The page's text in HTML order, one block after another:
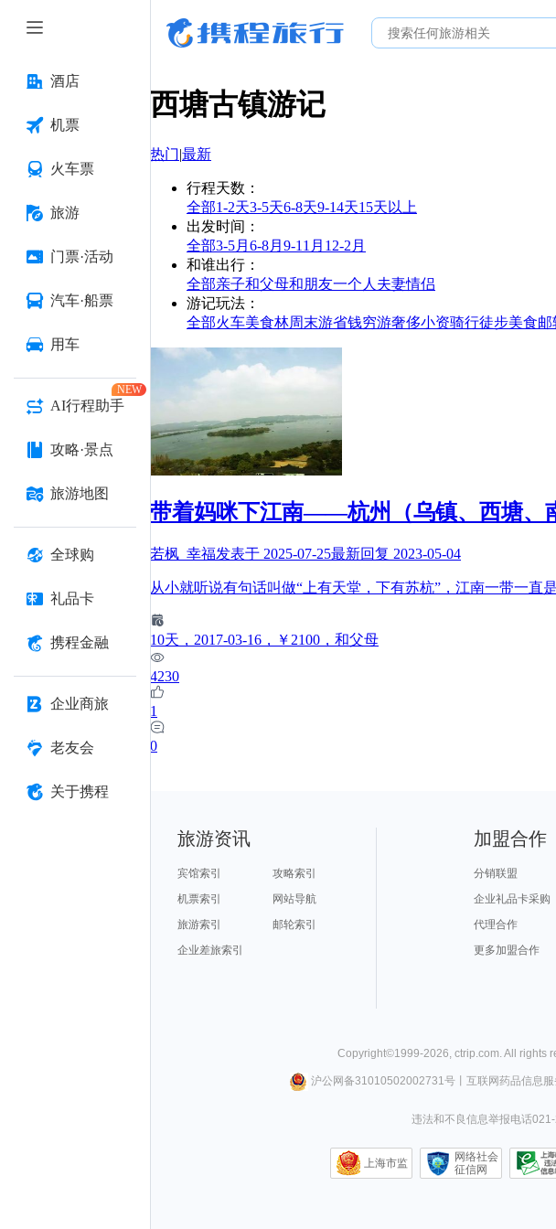
酒店
机票
火车票
旅游
门票·活动
汽车·船票
用车
AI行程助手
NEW
攻略·景点
旅游地图
全球购
礼品卡
携程金融
企业商旅
老友会
关于携程
西塘古镇游记
热门|最新
行程天数 ：
全部1-2天3-5天6-8天9-14天15天以上
出发时间 ：
全部3-5月 6-8月 9-11月 12-2月
和谁出行 ：
全部亲子和父母和朋友一个人 夫妻情侣
游记玩法 ：
全部火车美食林周末游省钱穷游奢侈小资骑行徒步美食邮
带着妈咪下江南——杭州（乌镇、西塘、
若枫_幸福发表于 2025-07-25最新回复 2023-05-04
从小就听说有句话叫做“上有天堂，下有苏杭”，江南一带一直
10天 ，2017-03-16 ，￥2100 ，和父母
4230
1
0
旅游资讯
宾馆索引
攻略索引
机票索引
网站导航
旅游索引
邮轮索引
企业差旅索引
加盟合作
分销联盟
企业礼品卡采购
代理合作
更多加盟合作
Copyright©1999-2026 ctrip.com . All rights
沪公网备31010502002731号丨 互联网药品信息
违法和不良信息举报电话
上海市监
网络社会
征信网